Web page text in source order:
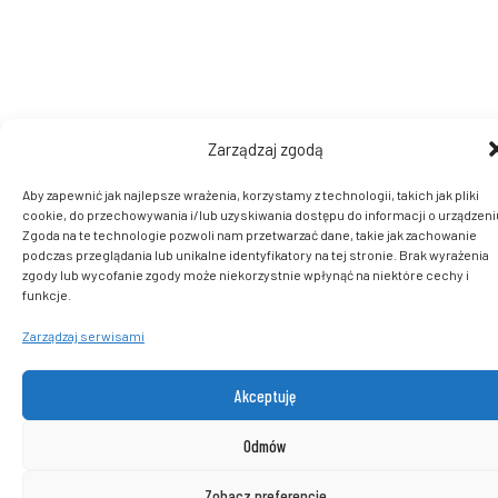
Zarządzaj zgodą
Aby zapewnić jak najlepsze wrażenia, korzystamy z technologii, takich jak pliki
cookie, do przechowywania i/lub uzyskiwania dostępu do informacji o
Zgoda na te technologie pozwoli nam przetwarzać dane, takie jak zachowanie
podczas przeglądania lub unikalne identyfikatory na tej stronie. Brak wyrażenia
zgody lub wycofanie zgody może niekorzystnie wpłynąć na niektóre cechy i
funkcje.
Zarządzaj serwisami
Akceptuję
Odmów